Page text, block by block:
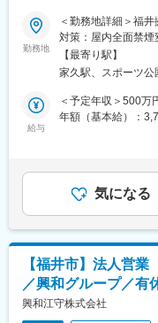
その後、営業に配
ただきます。
■企業の特徴：
からスタートし、
門の企業とのネット
企業とのネットワ
した商品開発力は
ットがターゲット
発力も備えていま
た。
変更の範囲：会社の
～品質・生産技術
り／アイデアが商
商品開発スピード
集します。
照明の製品開発業
競合他社がチャレン
■職務内容
・製造メーカーの
・ソフトウェア、
定
《担当商品》
照明：シーリングラ
す。
勤務地
＜勤務地詳細＞福
対策：屋内全面禁
【最寄り駅】
家久駅、スポーツ
給与
＜予定年収＞500万
年額（基本給）：
給与補足＞※給与は
給（ボーナス）を
を通じて上下する
た表記です。
気になる
【福井市】法人営
／興和グループ／有
興和江守株式会社